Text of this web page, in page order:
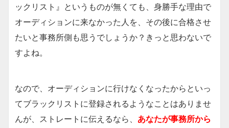
ックリスト』というものが無くても、身勝手な理由で
オーディションに来なかった人を、その後に合格させ
たいと事務所側も思うでしょうか？きっと思わないで
すよね。
なので、オーディションに行けなくなったからといっ
てブラックリストに登録されるようなことはありませ
んが、ストレートに伝えるなら、 あなたが事務所から